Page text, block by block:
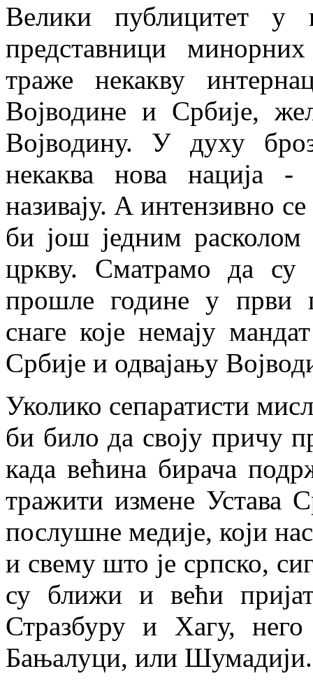
Велики публицитет у
представници
траже некакву
Војводине и Србије,
Војводину. У духу
некаква нова нација -
називају. А интензивно
би још једним расколом
цркву. Сматрамо да су
прошле године у први
снаге које немају
Србије и одвајању
Уколико сепаратисти
би било да своју причу
када већина бирача
тражити измене Устава
послушне медије, који
и свему што је српско,
су ближи и већи
Стразбуру и Хагу,
Бањалуци, или Шумадији.